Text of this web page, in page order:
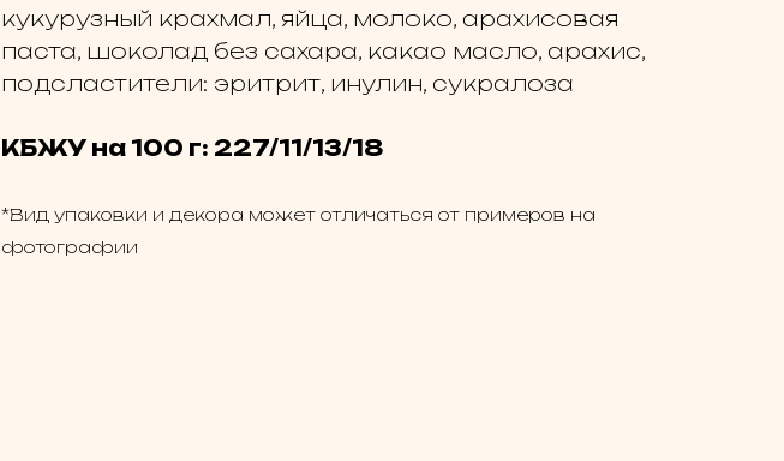
кукурузный крахмал, яйца, молоко, арахисовая
паста, шоколад без сахара, какао масло, арахис,
подсластители: эритрит, инулин, сукралоза
КБЖУ на 100 г: 227/11/13/18
*Вид упаковки и декора может отличаться от примеров на
фотографии